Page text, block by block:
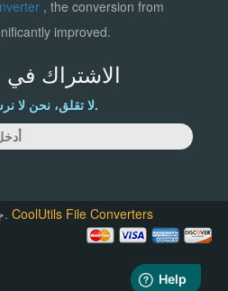
, the conversion from
improved.
الاشتراك في
لا تقلق، نحن لا نرسل رسائل غير مرغوب فيها.
© 2026. جميع الحقوق محفوظة.CoolUtils File Converters